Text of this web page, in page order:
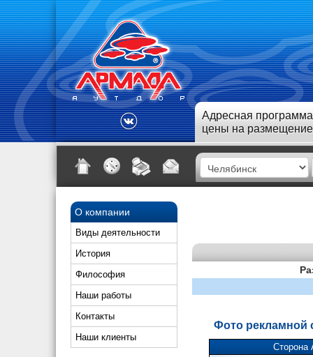
Адресная
цены на размещение
О компании
Виды деятельности
История
Философия
Наши работы
Контакты
Наши клиенты
Фото рекламной
Сторона